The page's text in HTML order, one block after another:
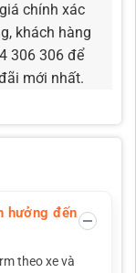
chính xác
khách hàng
306 306 để
mới nhất.
hưởng đến
theo xe và